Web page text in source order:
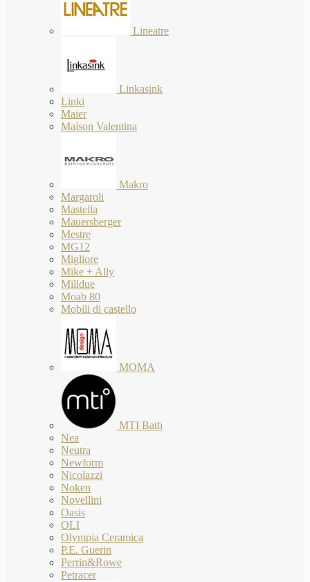
Lineatre
Linkasink
Linki
Maier
Maison Valentina
Makro
Margaroli
Mastella
Mauersberger
Mestre
MG12
Migliore
Mike + Ally
Milldue
Moab 80
Mobili di castello
MOMA
MTI Bath
Nea
Neutra
Newform
Nicolazzi
Noken
Novellini
Oasis
OLI
Olympia Ceramica
P.E. Guerin
Perrin&Rowe
Petracer